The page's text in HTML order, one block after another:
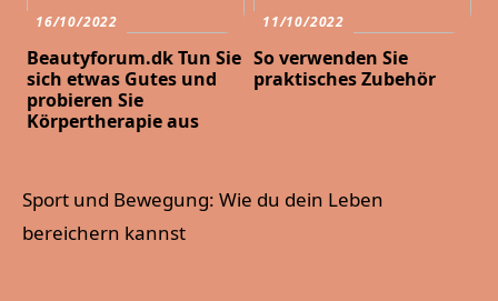
16/10/2022
Beautyforum.dk Tun Sie
sich etwas Gutes und
probieren Sie
Körpertherapie aus
11/10/2022
So verwenden Sie
praktisches Zubehör
Sport und Bewegung: Wie du dein Leben
bereichern kannst